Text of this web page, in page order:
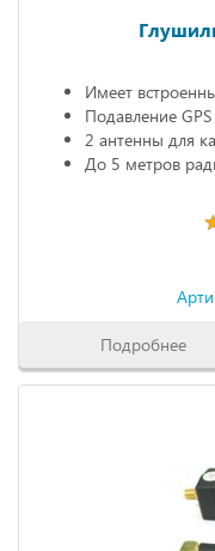
Имеет
Подавление
2 антенны для
До 5 метров
Подробнее